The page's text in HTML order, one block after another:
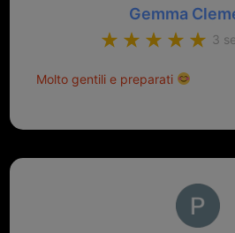
Gemma
3
Molto gentili e preparati